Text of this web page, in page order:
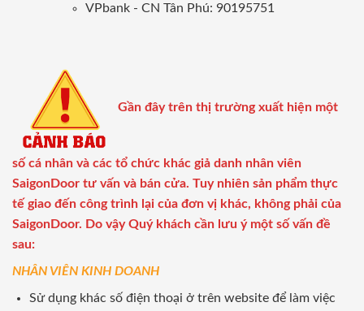
VPbank - CN Tân Phú: 90195751
Gần đây trên thị trường xuất hiện một
số cá nhân và các tổ chức khác giả danh nhân viên
SaigonDoor tư vấn và bán cửa. Tuy nhiên sản phẩm thực
tế giao đến công trình lại của đơn vị khác, không phải của
SaigonDoor. Do vậy Quý khách cần lưu ý một số vấn đề
sau:
NHÂN VIÊN KINH DOANH
Sử dụng khác số điện thoại ở trên website để làm việc